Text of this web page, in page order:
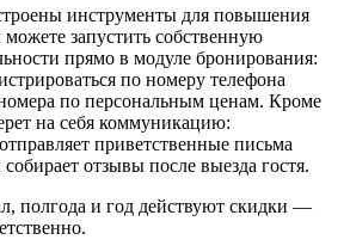
инструменты для повышения
запустить собственную
прямо в модуле бронирования:
по номеру телефона
по персональным ценам. Кроме
на себя коммуникацию:
приветственные письма
собирает отзывы после выезда гостя.
полгода и год действуют скидки —